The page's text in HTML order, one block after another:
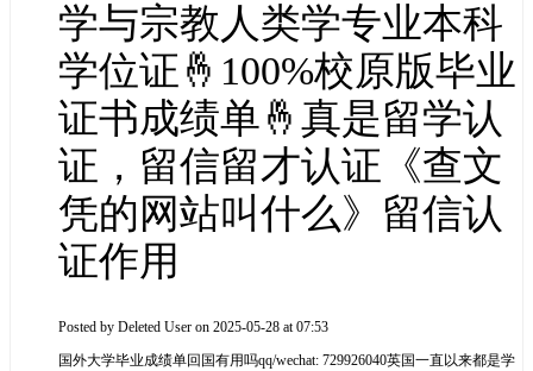
学与宗教人类学专业本科
学位证🤞100%校原版毕业
证书成绩单🤞真是留学认
证，留信留才认证《查文
凭的网站叫什么》留信认
证作用
Posted by Deleted User on 2025-05-28 at 07:53
国外大学毕业成绩单回国有用吗qq/wechat: 729926040英国一直以来都是学